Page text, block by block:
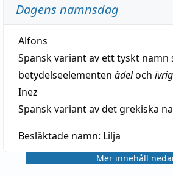
Dagens namnsdag
Alfons
Spansk variant av ett tyskt namn
betydelseelementen ädeloch ivrig
Inez
Spansk variant av det grekiska
Besläktade namn: Lilja
Mer innehåll